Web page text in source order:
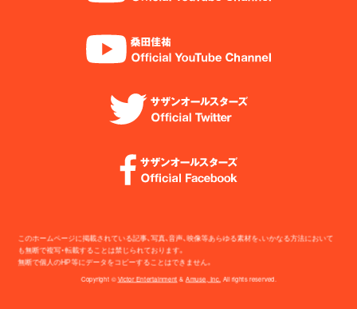
このホームページに掲載されている記事、写真、音声、映像等あらゆる素材を、いかなる方法において
も無断で複写・転載することは禁じられております。
無断で個人のHP等にデータをコピーすることはできません。
Copyright ©Victor Entertainment &Amuse, Inc. All rights reserved.